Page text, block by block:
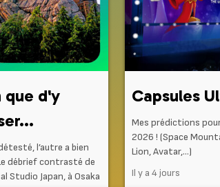
que d'y
détesté, l’autre a bien
débrief contrasté de
Studio Japan, à Osaka
Capsules
Mes prédictions
2026 ! (Space
Lion, Avatar,…)
Il y a 4 jours